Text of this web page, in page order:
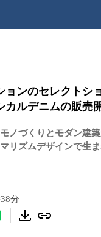
ョンのセレクトシ
カルデニムの販売
ノづくりとモダン建
リズムデザインで生
分